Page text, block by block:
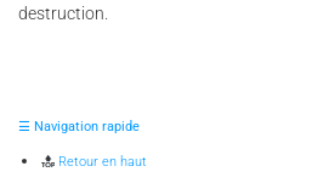
destruction.
☰ Navigation rapide
Retour en haut